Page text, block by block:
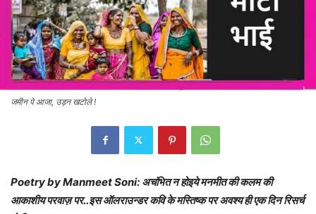
जमीन पे आजा, उड़न खटोले !
Poetry by Manmeet Soni: अचंभित न होइये मनमीत की कलम की
आकाशीय परवाज़ पर..इस ऑलराउन्डर कवि के मस्तिष्क पर अवश्य ही एक दिन रिसर्च